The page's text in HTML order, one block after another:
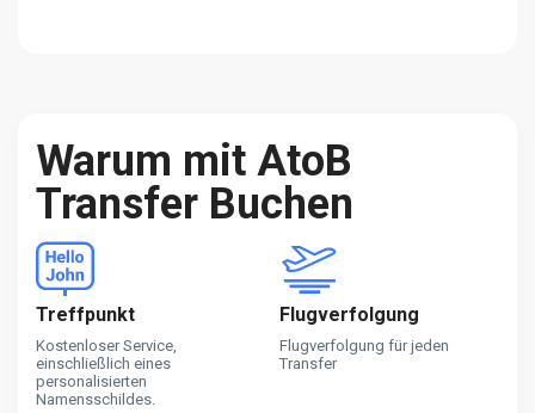
Warum mit AtoB
Transfer Buchen
Treffpunkt
Kostenloser Service,
einschließlich eines
personalisierten
Namensschildes.
Flugverfolgung
Flugverfolgung für jeden
Transfer